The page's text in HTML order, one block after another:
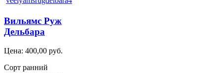
Вильямс Руж
Дельбара
Цена: 400,00 руб.
Сорт ранний